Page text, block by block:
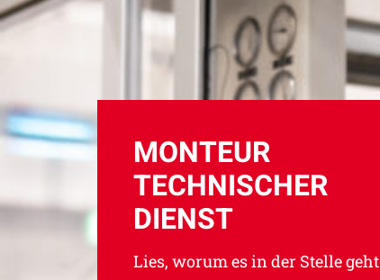
MONTEUR
TECHNISCHER
DIENST
Lies, worum es in der Stelle geht